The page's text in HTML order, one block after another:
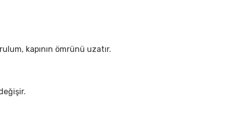
kapının ömrünü uzatır.